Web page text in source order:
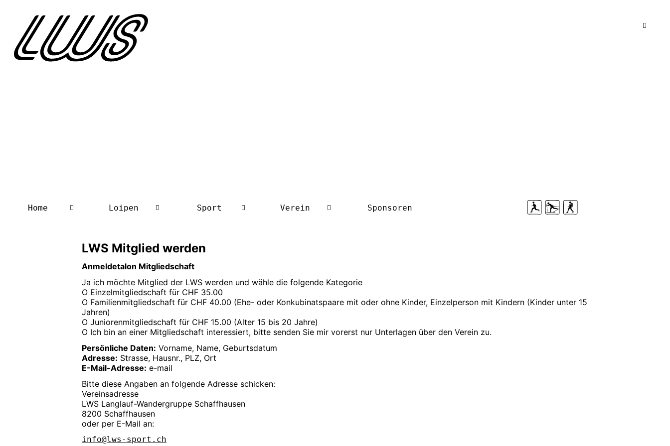
Home Loipen Sport Verein Sponsoren
LWS Mitglied werden
Anmeldetalon Mitgliedschaft
Ja ich möchte Mitglied der LWS werden und wähle die folgende Kategorie
O Einzelmitgliedschaft für CHF 35.00
O Familienmitgliedschaft für CHF 40.00 (Ehe- oder Konkubinatspaare mit oder ohne Kinder, Einzelperson mit Kindern (Kinder unter 15
Jahren)
O Juniorenmitgliedschaft für CHF 15.00 (Alter 15 bis 20 Jahre)
O Ich bin an einer Mitgliedschaft interessiert, bitte senden Sie mir vorerst nur Unterlagen über den Verein zu.
Persönliche Daten: Vorname, Name, Geburtsdatum
Adresse: Strasse, Hausnr., PLZ, Ort
E-Mail-Adresse: e-mail
Bitte diese Angaben an folgende Adresse schicken:
Vereinsadresse
LWS Langlauf-Wandergruppe Schaffhausen
8200 Schaffhausen
oder per E-Mail an:
info@lws-sport.ch